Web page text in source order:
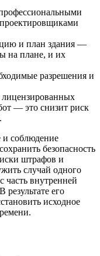
и план здания —
на плане, и их
разрешения и
— это снизит риск
и соблюдение
безопасность
штрафов и
случай одного
часть внутренней
результате его
исходное